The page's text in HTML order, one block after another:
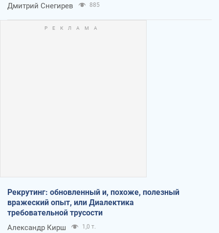
Дмитрий Снегирев 885
Рекрутинг: обновленный и, похоже, полезный
вражеский опыт, или Диалектика
требовательной трусости
Александр Кирш 1,0 т.